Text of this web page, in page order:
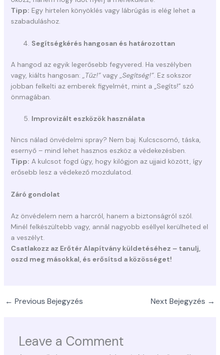
Tipp: Egy hirtelen könyöklés vagy lábrúgás is elég lehet a
szabaduláshoz.
Segítségkérés hangosan és határozottan
A hangod az egyik legerősebb fegyvered. Ha veszélyben
vagy, kiálts hangosan: „Tűz!”vagy „Segítség!”. Ez sokszor
jobban felkelti az emberek figyelmét, mint a „Segíts!” szó
önmagában.
Improvizált eszközök használata
Nincs nálad önvédelmi spray? Nem baj. Kulcscsomó, táska,
esernyő – mind lehet hasznos eszköz a védekezésben.
Tipp: A kulcsot fogd úgy, hogy kilógjon az ujjaid között, így
erősebb lesz a védekező mozdulatod.
Záró gondolat
Az önvédelem nem a harcról, hanem a biztonságról szól.
Minél felkészültebb vagy, annál nagyobb eséllyel kerülheted el
a veszélyt.
Csatlakozz az Erőtér Alapítvány küldetéséhez – tanulj,
oszd meg másokkal, és erősítsd a közösséget!
← Previous Bejegyzés Next Bejegyzés →
Leave a Comment